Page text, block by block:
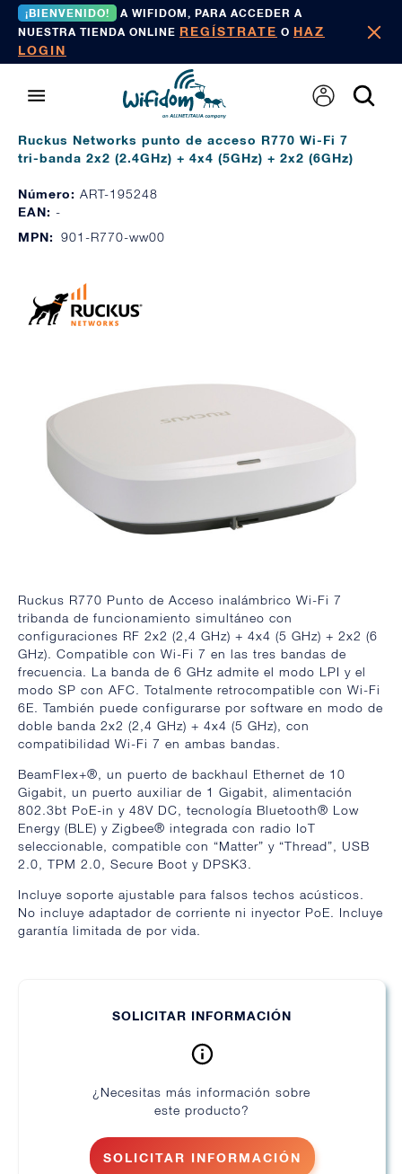
¡BIENVENIDO!
A WIFIDOM, PARA ACCEDER A
NUESTRA TIENDA ONLINE REGÍSTRATE O HAZ
LOGIN
Ruckus Networks punto de acceso R770 Wi-Fi 7
tri-banda 2x2 (2.4GHz) + 4x4 (5GHz) + 2x2 (6GHz)
Número: ART-195248
EAN: -
MPN: 901-R770-ww00
Ruckus R770 Punto de Acceso inalámbrico Wi-Fi 7
tribanda de funcionamiento simultáneo con
configuraciones RF 2x2 (2,4 GHz) + 4x4 (5 GHz) + 2x2 (6
GHz). Compatible con Wi-Fi 7 en las tres bandas de
frecuencia. La banda de 6 GHz admite el modo LPI y el
modo SP con AFC. Totalmente retrocompatible con Wi-Fi
6E. También puede configurarse por software en modo de
doble banda 2x2 (2,4 GHz) + 4x4 (5 GHz), con
compatibilidad Wi-Fi 7 en ambas bandas.
BeamFlex+®, un puerto de backhaul Ethernet de 10
Gigabit, un puerto auxiliar de 1 Gigabit, alimentación
802.3bt PoE-in y 48V DC, tecnología Bluetooth® Low
Energy (BLE) y Zigbee® integrada con radio IoT
seleccionable, compatible con “Matter” y “Thread”, USB
2.0, TPM 2.0, Secure Boot y DPSK3.
Incluye soporte ajustable para falsos techos acústicos.
No incluye adaptador de corriente ni inyector PoE. Incluye
garantía limitada de por vida.
SOLICITAR INFORMACIÓN
¿Necesitas más información sobre
este producto?
SOLICITAR INFORMACIÓN